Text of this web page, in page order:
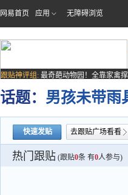
网易首页 应用 无障碍浏览
跟贴神评组: 最奇葩动物园！全靠家禽撑
场子
话题： 男孩未带雨
快速发贴 去跟贴广场看看
热门跟贴 (跟贴0条 有0人参与)